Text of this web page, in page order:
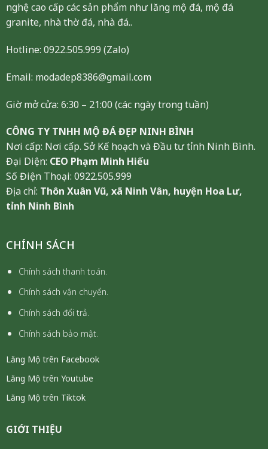
nghệ cao cấp các sản phẩm như lăng mộ đá, mộ đá
granite, nhà thờ đá, nhà đá..
Hotline: 0922.505.999 (Zalo)
Email: modadep8386@gmail.com
Giờ mở cửa: 6:30 – 21:00 (các ngày trong tuần)
CÔNG TY TNHH MỘ ĐÁ ĐẸP NINH BÌNH
Nơi cấp: Nơi cấp. Sở Kế hoạch và Đầu tư tỉnh Ninh Bình.
Đại Diện: CEO Phạm Minh Hiếu
Số Điện Thoại: 0922.505.999
Địa chỉ: Thôn Xuân Vũ, xã Ninh Vân, huyện Hoa Lư,
tỉnh Ninh Bình
CHÍNH SÁCH
Chính sách thanh toán.
Chính sách vận chuyển.
Chính sách đổi trả.
Chính sách bảo mật.
Lăng Mộ trên Facebook
Lăng Mộ trên Youtube
Lăng Mộ trên Tiktok
GIỚI THIỆU